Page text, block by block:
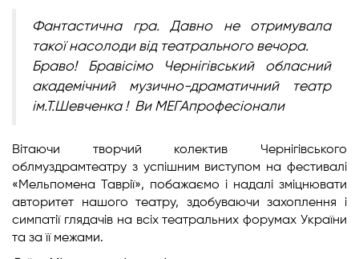
Фантастична гра. Давно не отримувала
такої насолоди від театрального вечора.
Браво! Бравісімо Чернігівський обласний
академічний музично-драматичний театр
ім.Т.Шевченка ! Ви МЕГАпрофесіонали
Вітаючи творчий колектив Чернігівського
облмуздрамтеатру з успішним виступом на фестивалі
«Мельпомена Таврії», побажаємо і надалі зміцнювати
авторитет нашого театру, здобуваючи захоплення і
симпатії глядачів на всіх театральних форумах України
та за її межами.